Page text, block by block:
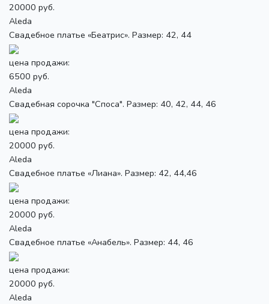
20000 руб.
Aleda
Свадебное платье «Беатрис». Размер: 42, 44
цена продажи:
6500 руб.
Aleda
Свадебная сорочка "Споса". Размер: 40, 42, 44, 46
цена продажи:
20000 руб.
Aleda
Свадебное платье «Лиана». Размер: 42, 44,46
цена продажи:
20000 руб.
Aleda
Свадебное платье «Анабель». Размер: 44, 46
цена продажи:
20000 руб.
Aleda